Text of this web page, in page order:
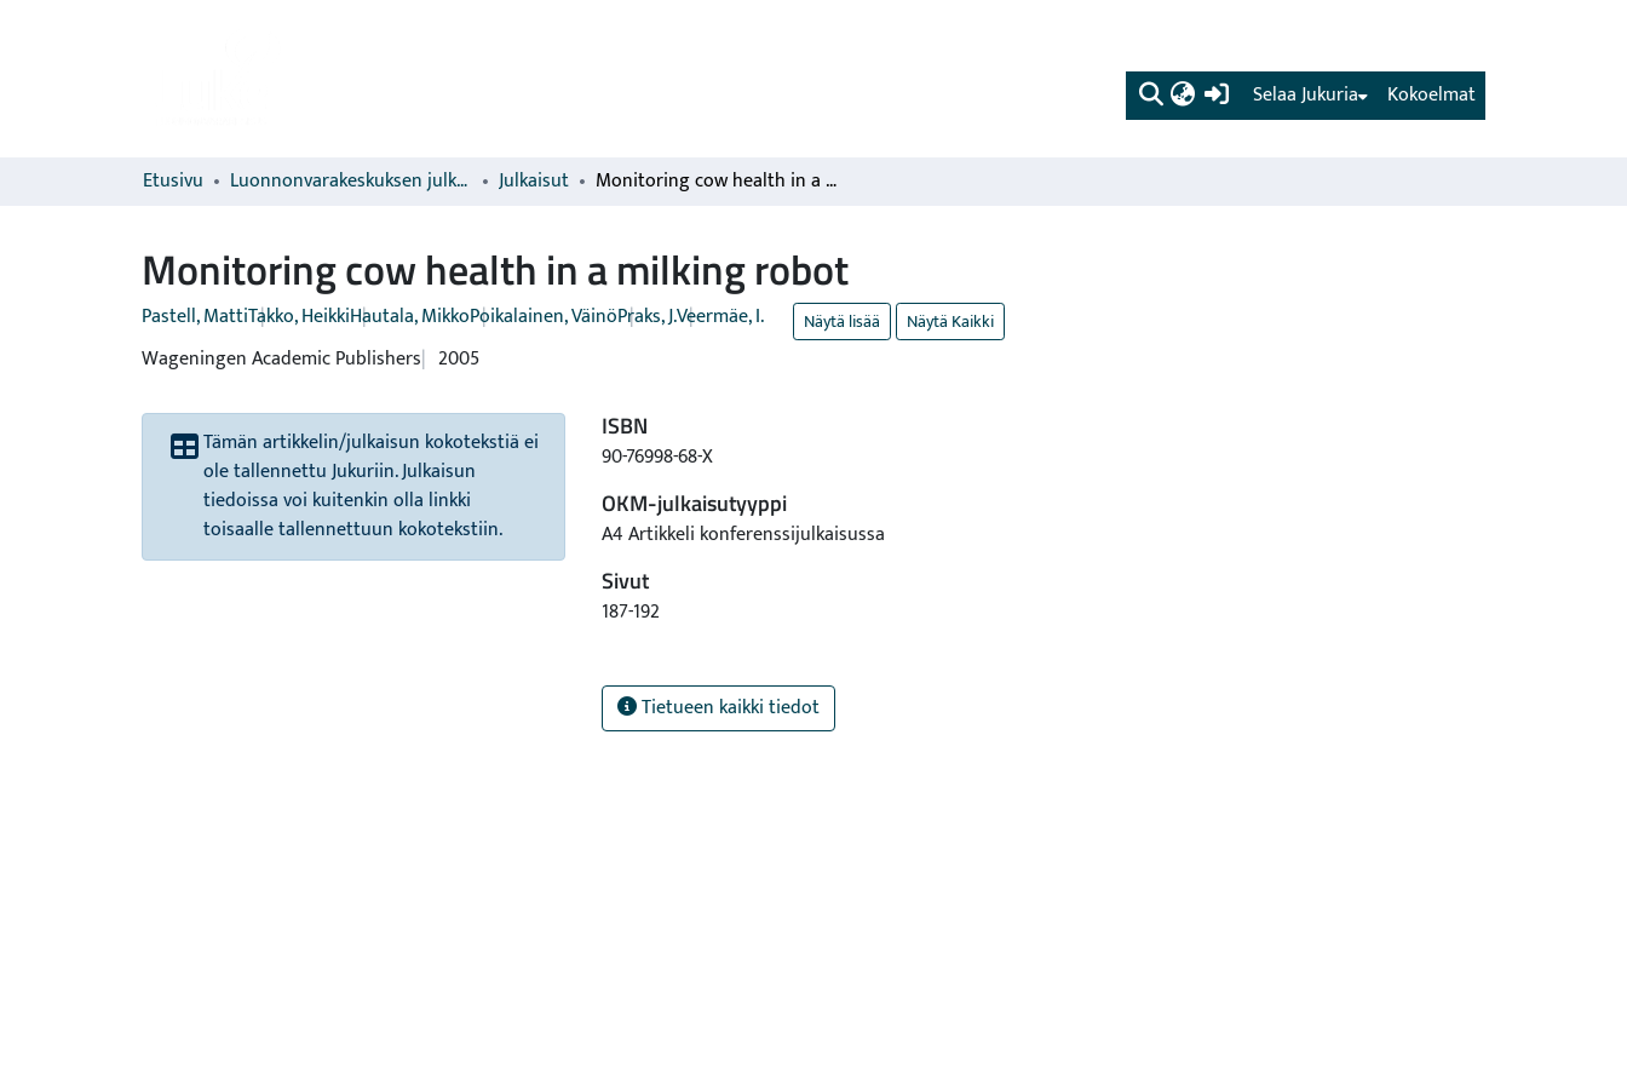
(current) Kokoelmat
Selaa Jukuria
Etusivu Luonnonvarakeskuksen julkaisut Julkaisut Monitoring cow health in a milking robot
Monitoring cow health in a milking robot
Pastell, MattiTakko, HeikkiHautala, MikkoPoikalainen, VäinöPraks, J.Veermäe, I. Näytä lisää Näytä Kaikki
Wageningen Academic Publishers 2005
Tämän artikkelin/julkaisun kokotekstiä ei
ole tallennettu Jukuriin. Julkaisun
tiedoissa voi kuitenkin olla linkki
toisaalle tallennettuun kokotekstiin.
ISBN
90-76998-68-X
OKM-julkaisutyyppi
A4 Artikkeli konferenssijulkaisussa
Sivut
187-192
Tietueen kaikki tiedot